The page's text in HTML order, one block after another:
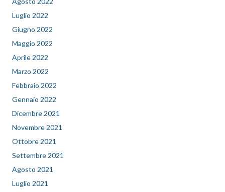
Luglio 2022
Giugno 2022
Maggio 2022
Aprile 2022
Marzo 2022
Febbraio 2022
Gennaio 2022
Dicembre 2021
Novembre 2021
Ottobre 2021
Settembre 2021
Agosto 2021
Luglio 2021